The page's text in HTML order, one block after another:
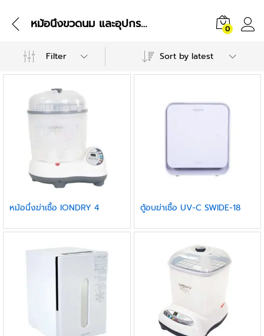
หม้อนึ่งขวดนม และอุปกรณ์ฆ่าเชื้อต่างๆ 0
Filter Sort by latest
หม้อนึ่งฆ่าเชื้อ IONDRY 4 ตู้อบฆ่าเชื้อ UV-C SWIDE-18